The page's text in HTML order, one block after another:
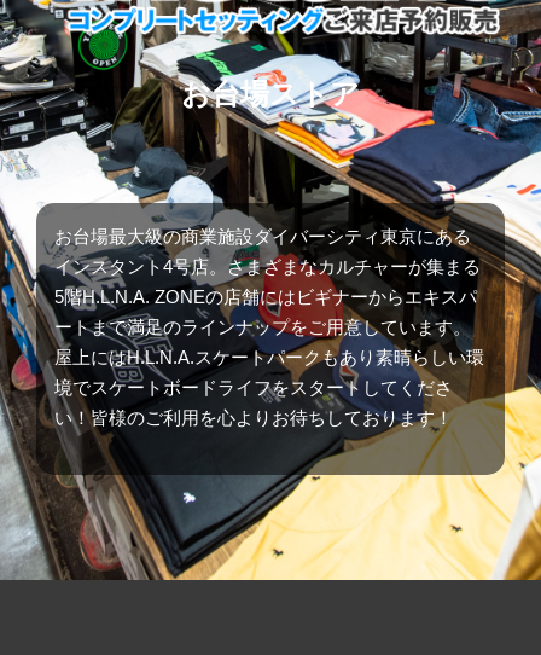
お台場ストア
お台場最大級の商業施設ダイバーシティ東京にある
インスタント4号店。さまざまなカルチャーが集まる
5階H.L.N.A. ZONEの店舗にはビギナーからエキスパ
ートまで満足のラインナップをご用意しています。
屋上にはH.L.N.A.スケートパークもあり素晴らしい環
境でスケートボードライフをスタートしてくださ
い！皆様のご利用を心よりお待ちしております！